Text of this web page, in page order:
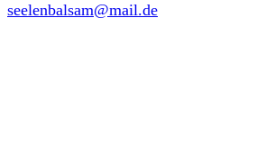
seelenbalsam@mail.de